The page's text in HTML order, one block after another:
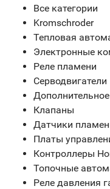
Все категории
Kromschroder
Тепловая
Электронные
Реле пламени
Серводвигатели
Клапаны
Датчики
Платы
Контроллеры
Топочные
Реле давления